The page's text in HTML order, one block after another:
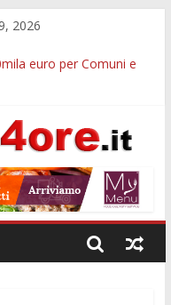
2026
euro per Comuni e
milioni per formare
musica e sapori al
a Monselice, arresto
arresto a